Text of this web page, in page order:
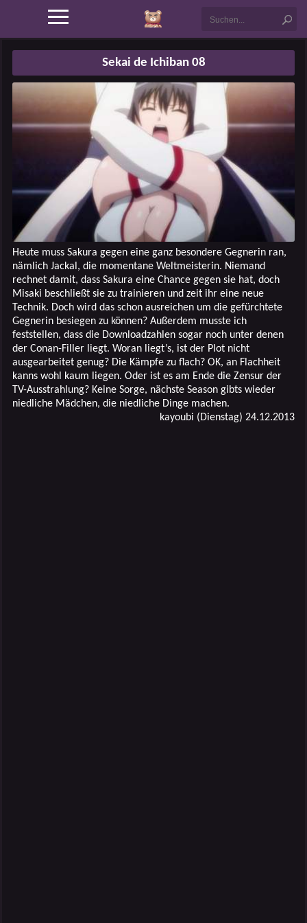
Sekai de Ichiban 08
Heute muss Sakura gegen eine ganz besondere Gegnerin ran,
nämlich Jackal, die momentane Weltmeisterin. Niemand
rechnet damit, dass Sakura eine Chance gegen sie hat, doch
Misaki beschließt sie zu trainieren und zeit ihr eine neue
Technik. Doch wird das schon ausreichen um die gefürchtete
Gegnerin besiegen zu können? Außerdem musste ich
feststellen, dass die Downloadzahlen sogar noch unter denen
der Conan-Filler liegt. Woran liegt’s, ist der Plot nicht
ausgearbeitet genug? Die Kämpfe zu flach? OK, an Flachheit
kanns wohl kaum liegen. Oder ist es am Ende die Zensur der
TV-Ausstrahlung? Keine Sorge, nächste Season gibts wieder
niedliche Mädchen, die niedliche Dinge machen.
kayoubi (Dienstag) 24.12.2013